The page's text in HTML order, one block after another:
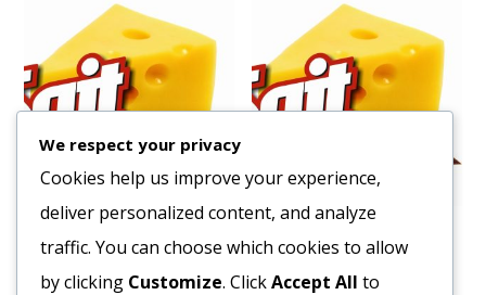
Pálmazsír
1447Ft
Olasz Rizs Arborio 1/1
2910Ft
We respect your privacy
Cookies help us improve your experience,
deliver personalized content, and analyze
traffic. You can choose which cookies to allow
by clicking Customize. ClickAccept All to